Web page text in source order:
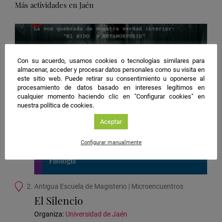
Más actividades en Jaén
Filología
Ubicación
actividad
2. Antigua Escuela de Magisterio | Microencuentros
El Silencio
Organiza: Universidad de Jaén
Con su acuerdo, usamos cookies o tecnologías similares para
almacenar, acceder y procesar datos personales como su visita en
este sitio web. Puede retirar su consentimiento u oponerse al
procesamiento de datos basado en intereses legítimos en
cualquier momento haciendo clic en "Configurar cookies" en
nuestra política de cookies.
Aceptar
Configurar manualmente